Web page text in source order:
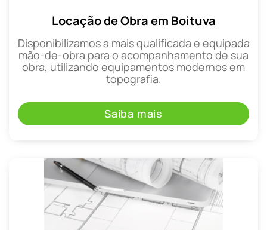
Locação de Obra em Boituva
Disponibilizamos a mais qualificada e equipada
mão-de-obra para o acompanhamento de sua
obra, utilizando equipamentos modernos em
topografia.
Saiba mais